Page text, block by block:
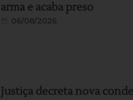
arma e acaba preso
06/08/2026
Justiça decreta nova